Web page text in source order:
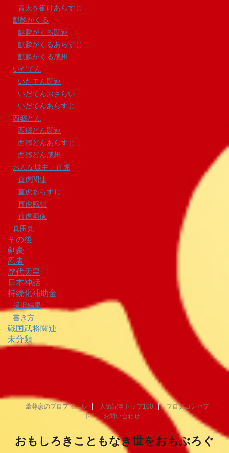
青天を衝けあらすじ
麒麟がくる
麒麟がくる関連
麒麟がくるあらすじ
麒麟がくる感想
いだてん
いだてん関連
いだてんおさらい
いだてんあらすじ
西郷どん
西郷どん関連
西郷どんあらすじ
西郷どん感想
おんな城主 直虎
直虎関連
直虎あらすじ
直虎感想
直虎画像
真田丸
その後
剣豪
忍者
歴代天皇
日本神話
持続化補助金
採択結果
書き方
戦国武将関連
未分類
葦尊彦のプロフィール 人気記事トップ100
ブログコンセプ
ト
お問い合わせ
おもしろきこともなき世をおもぶろぐ